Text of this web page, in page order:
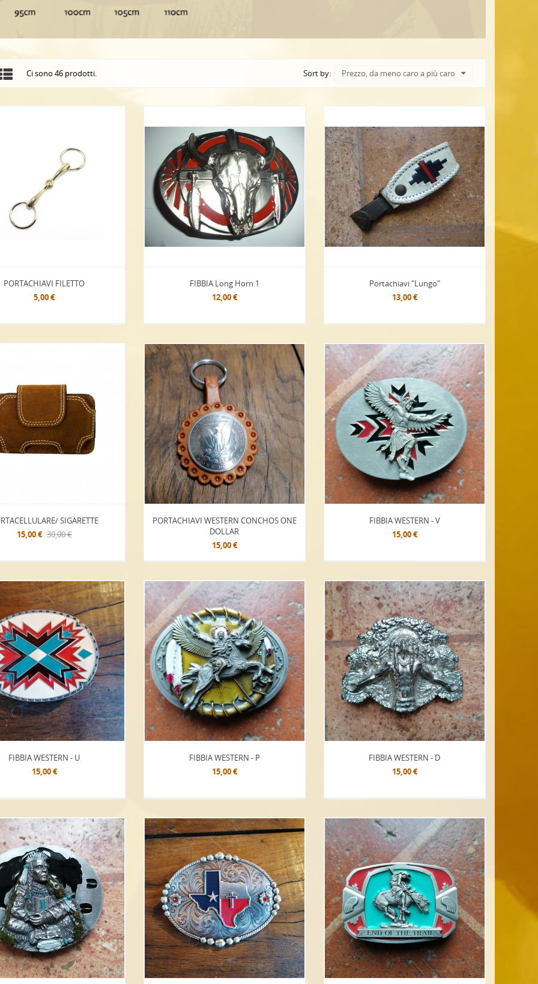
Ci sono 46 prodotti. Sort by: Prezzo, da meno caro a più caro
PORTACHIAVI FILETTO
5,00 €
FIBBIA Long Horn 1
12,00 €
Portachiavi "Lungo"
13,00 €
SIGARETTE
15,00 € 30,00 €
PORTACHIAVI WESTERN CONCHOS ONE
DOLLAR
15,00 €
FIBBIA WESTERN - V
15,00 €
FIBBIA WESTERN - U
15,00 €
FIBBIA WESTERN - P
15,00 €
FIBBIA WESTERN - D
15,00 €